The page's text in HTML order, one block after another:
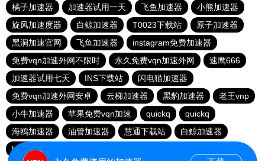
橘子加速器
加速器试用一天 飞鱼加速器
小熊加速器
旋风加速度器
白鲸加速器 T0023下载站
原子加速器
黑洞加速官网
飞鱼加速器
instagram免费加速器
免费vqn加速外网不限时
永久免费vqn加速外网
速鹰666
加速器试用七天
INS下载站
闪电猫加速器
免费vqn加速外网安卓
云梯加速器 黑豹加速器
老王vnp
小牛加速器
苹果免费vqn加速 quickq
quickq
海鸥加速器
油管加速器 慧通下载站
白鲸加速器
hammer加速器